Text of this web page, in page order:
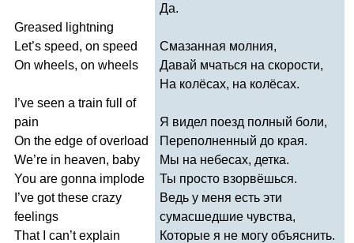
Greased
lightning
Let’s speed, on speed
On wheels, on wheels
’ve seen a train full
of
pain
On the edge of overload
We’re in heaven, baby
You are gonna implode
’ve got these crazy
feelings
That
can’t explain
Да.
Смазанная молния,
Давай мчаться на скорости,
На колёсах, на колёсах.
Я видел поезд полный боли,
Переполненный до края.
Мы на небесах, детка.
Ты просто взорвёшься.
Ведь у меня есть эти
сумасшедшие чувства,
Которые я не могу объяснить.